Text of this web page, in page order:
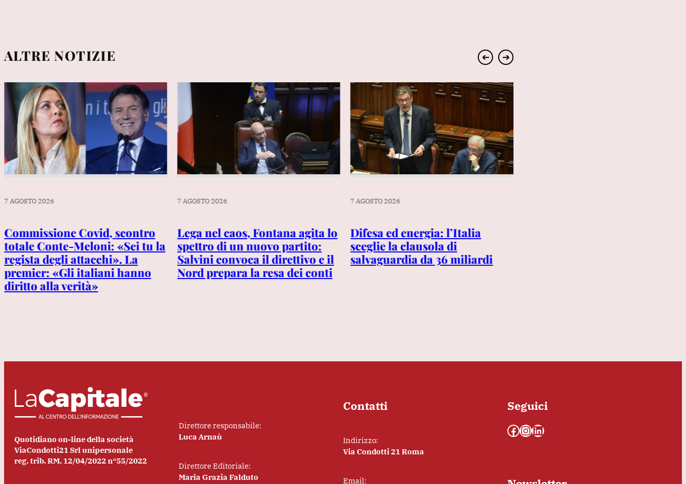
ALTRE NOTIZIE ➔ ➔
7 AGOSTO 2026
Commissione Covid, scontro
totale Conte-Meloni: «Sei tu la
regista degli attacchi». La
premier: «Gli italiani hanno
diritto alla verità»
7 AGOSTO 2026
Lega nel caos, Fontana agita lo
spettro di un nuovo partito:
Salvini convoca il direttivo e il
Nord prepara la resa dei conti
7 AGOSTO 2026
Difesa ed energia: l’Italia
sceglie la clausola di
salvaguardia da 36 miliardi
Quotidiano on-line della società
ViaCondotti21 Srl unipersonale
reg. trib. RM. 12/04/2022 n°55/2022
Direttore responsabile:
Luca Arnaù
Direttore Editoriale:
Maria Grazia Falduto
Contatti
Indirizzo:
Via Condotti 21 Roma
Email:
Seguici
Facebook InstagramLinkedIn